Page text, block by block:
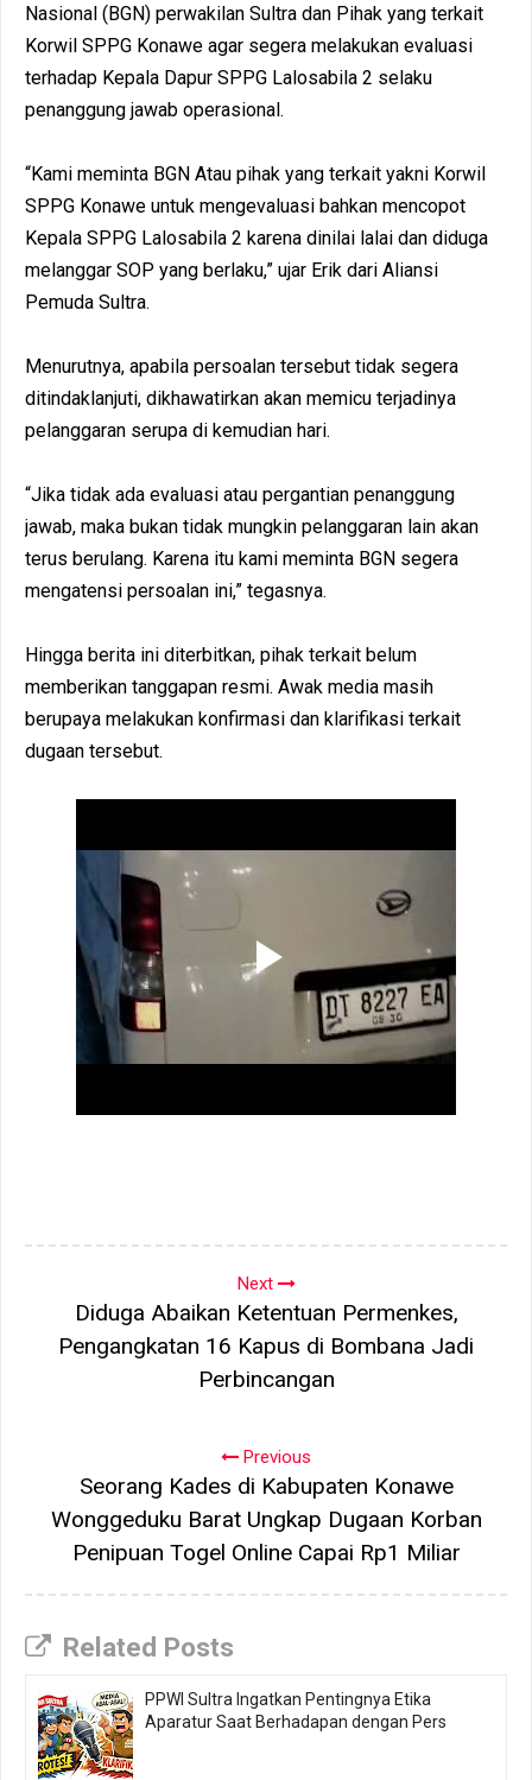
Nasional (BGN) perwakilan Sultra dan Pihak yang terkait
Korwil SPPG Konawe agar segera melakukan evaluasi
terhadap Kepala Dapur SPPG Lalosabila 2 selaku
penanggung jawab operasional.
“Kami meminta BGN Atau pihak yang terkait yakni Korwil
SPPG Konawe untuk mengevaluasi bahkan mencopot
Kepala SPPG Lalosabila 2 karena dinilai lalai dan diduga
melanggar SOP yang berlaku,” ujar Erik dari Aliansi
Pemuda Sultra.
Menurutnya, apabila persoalan tersebut tidak segera
ditindaklanjuti, dikhawatirkan akan memicu terjadinya
pelanggaran serupa di kemudian hari.
“Jika tidak ada evaluasi atau pergantian penanggung
jawab, maka bukan tidak mungkin pelanggaran lain akan
terus berulang. Karena itu kami meminta BGN segera
mengatensi persoalan ini,” tegasnya.
Hingga berita ini diterbitkan, pihak terkait belum
memberikan tanggapan resmi. Awak media masih
berupaya melakukan konfirmasi dan klarifikasi terkait
dugaan tersebut.
Next
Diduga Abaikan Ketentuan Permenkes,
Pengangkatan 16 Kapus di Bombana Jadi
Perbincangan
Previous
Seorang Kades di Kabupaten Konawe
Wonggeduku Barat Ungkap Dugaan Korban
Penipuan Togel Online Capai Rp1 Miliar
Related Posts
PPWI Sultra Ingatkan Pentingnya Etika
Aparatur Saat Berhadapan dengan Pers